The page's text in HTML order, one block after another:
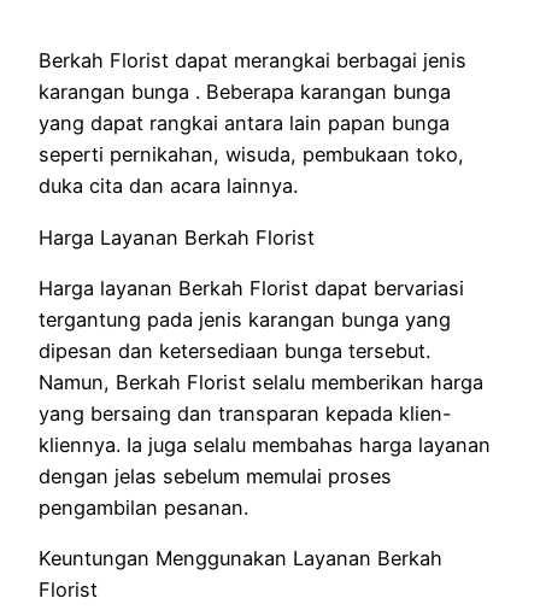
Berkah Florist dapat merangkai berbagai jenis
karangan bunga . Beberapa karangan bunga
yang dapat rangkai antara lain papan bunga
seperti pernikahan, wisuda, pembukaan toko,
duka cita dan acara lainnya.
Harga Layanan Berkah Florist
Harga layanan Berkah Florist dapat bervariasi
tergantung pada jenis karangan bunga yang
dipesan dan ketersediaan bunga tersebut.
Namun, Berkah Florist selalu memberikan harga
yang bersaing dan transparan kepada klien-
kliennya. Ia juga selalu membahas harga layanan
dengan jelas sebelum memulai proses
pengambilan pesanan.
Keuntungan Menggunakan Layanan Berkah
Florist